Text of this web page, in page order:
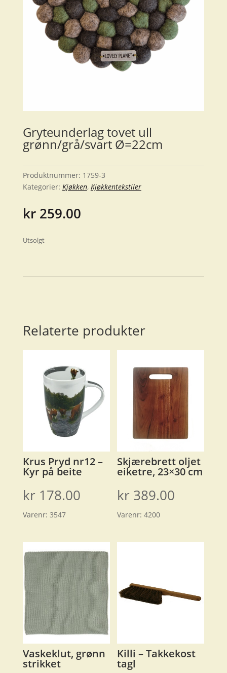
Gryteunderlag tovet ull
grønn/grå/svart Ø=22cm
Produktnummer: 1759-3
Kategorier: Kjøkken, Kjøkkentekstiler
kr259.00
Utsolgt
Relaterte produkter
Krus Pryd nr12 –
Kyr på beite
kr 178.00
Varenr: 3547
Skjærebrett oljet
eiketre, 23×30 cm
kr 389.00
Varenr:4200
Vaskeklut, grønn
strikket
Killi – Takkekost
tagl